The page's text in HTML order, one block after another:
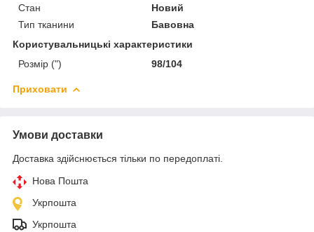
Стан
Новий
Тип тканини
Бавовна
Користувальницькі характеристики
Розмір (")
98/104
Приховати
Умови доставки
Доставка здійснюється тільки по передоплаті.
Нова Пошта
Укрпошта
Укрпошта